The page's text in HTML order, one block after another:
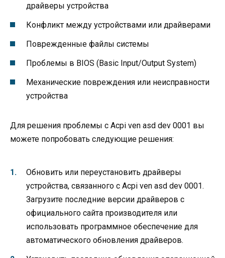
драйверы устройства
Конфликт между устройствами или драйверами
Поврежденные файлы системы
Проблемы в BIOS (Basic Input/Output System)
Механические повреждения или неисправности
устройства
Для решения проблемы с Acpi ven asd dev 0001 вы
можете попробовать следующие решения:
Обновить или переустановить драйверы
устройства, связанного с Acpi ven asd dev 0001.
Загрузите последние версии драйверов с
официального сайта производителя или
использовать программное обеспечение для
автоматического обновления драйверов.